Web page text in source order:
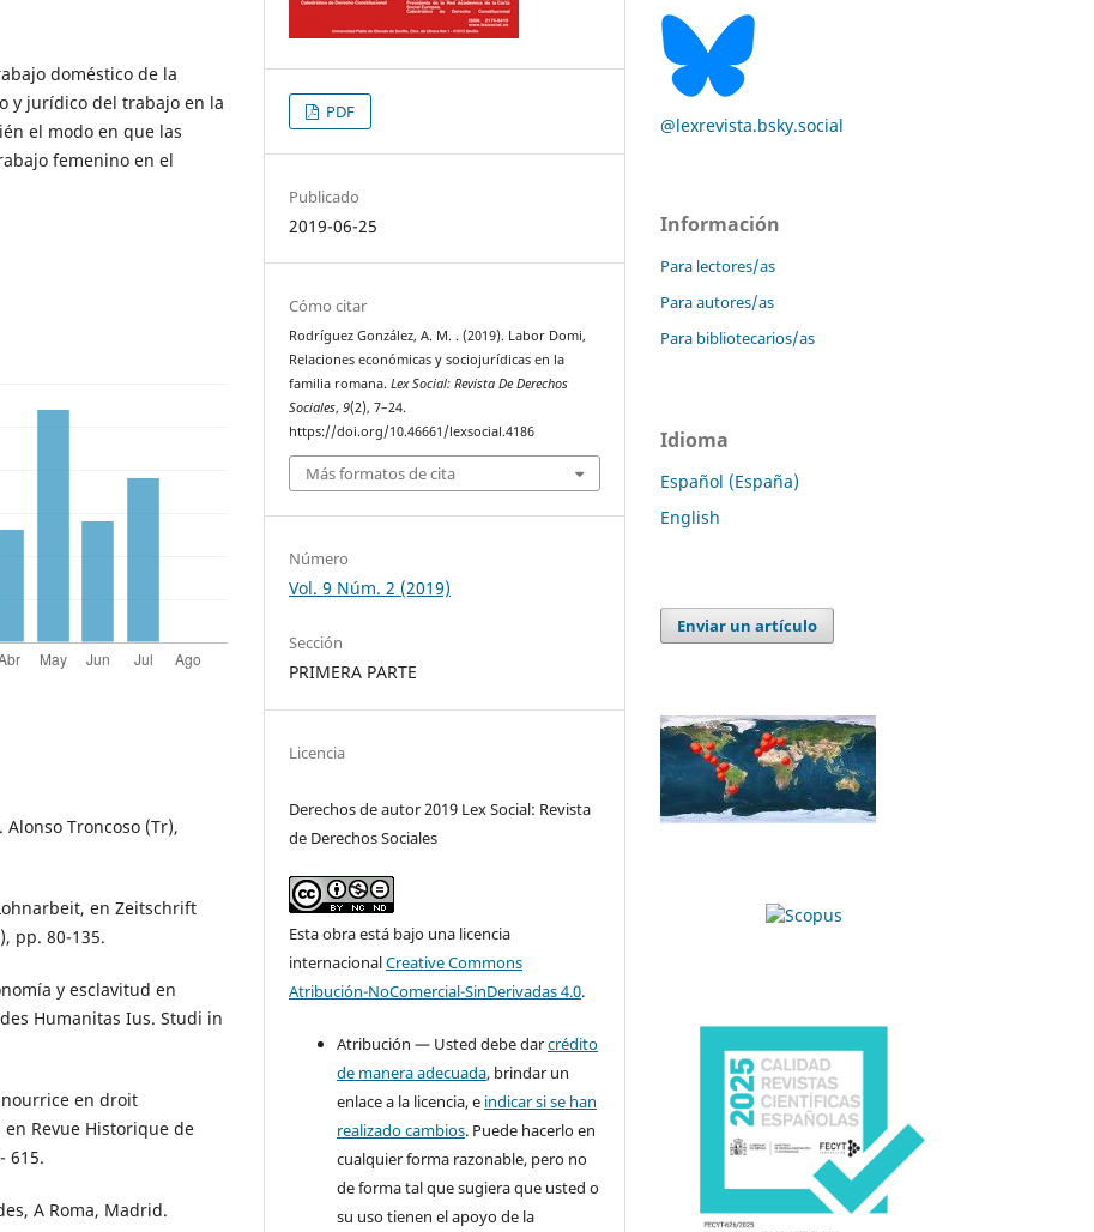
doméstico de la
y jurídico del trabajo en la
el modo en que las
femenino en el
Alonso Troncoso (Tr),
en Zeitschrift
pp. 80-135.
y esclavitud en
Humanitas Ius. Studi in
nourrice en droit
Revue Historique de
615.
A Roma, Madrid.
PDF
Publicado
2019-06-25
Cómo citar
Rodríguez González, A. M. . (2019). Labor Domi,
Relaciones económicas y sociojurídicas en la
familia romana.Lex Social: Revista De Derechos
Sociales,9(2), 7–24.
https://doi.org/10.46661/lexsocial.4186
Más formatos de cita
Número
Vol. 9 Núm. 2 (2019)
Sección
PRIMERA PARTE
Licencia
Derechos de autor 2019 Lex Social: Revista
de Derechos Sociales
Esta obra está bajo una licencia
internacionalCreative Commons
Atribución-NoComercial-SinDerivadas 4.0.
Atribución — Usted debe darcrédito
de manera adecuada, brindar un
enlace a la licencia, e indicar si se han
realizado cambios. Puede hacerlo en
cualquier forma razonable, pero no
de forma tal que sugiera que usted o
su uso tienen el apoyo de la
@lexrevista.bsky.social
Información
Para lectores/as
Para autores/as
Para bibliotecarios/as
Idioma
Español (España)
English
Enviar un artículo